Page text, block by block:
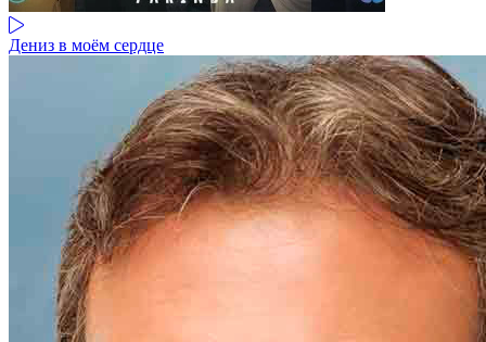
Дениз в моём сердце